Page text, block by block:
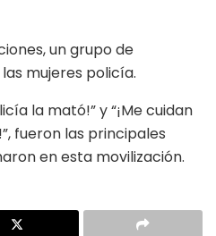
un grupo de
mujeres policía.
la mató!” y “¡Me cuidan
fueron las principales
en esta movilización.